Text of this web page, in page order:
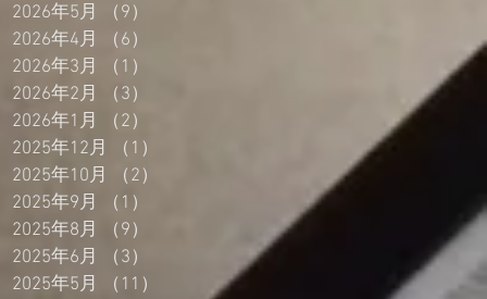
2026年5月
（9）
2026年4月
（6）
2026年3月
（1）
2026年2月
（3）
2026年1月
（2）
2025年12月
（1）
2025年10月
（2）
2025年9月
（1）
2025年8月
（9）
2025年6月
（3）
2025年5月
（11） 11件の記事